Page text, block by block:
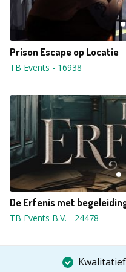
Prison Escape op Locatie
TB Events - 16938
De Erfenis met
TB Events B.V. - 24478